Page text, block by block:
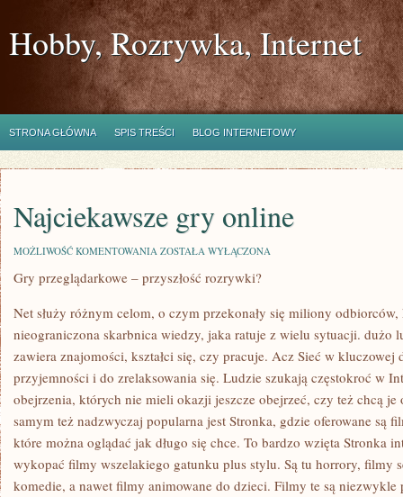
Hobby, Rozrywka, Internet
STRONA GŁÓWNA SPIS TREŚCI BLOG INTERNETOWY
Najciekawsze gry online
MOŻLIWOŚĆ KOMENTOWANIA NAJCIEKAWSZE
ONLINE
ZOSTAŁA WYŁĄCZONA
Gry przeglądarkowe – przyszłość rozrywki?
Net służy różnym celom, o czym przekonały się miliony
nieograniczona skarbnica wiedzy, jaka ratuje z wielu sytuacji. dużo
zawiera znajomości, kształci się, czy pracuje. Acz Sieć w kluczowej
przyjemności i do zrelaksowania się. Ludzie szukają częstokroć w
obejrzenia, których nie mieli okazji jeszcze obejrzeć, czy też chcą je
samym też nadzwyczaj popularna jest Stronka, gdzie oferowane są
które można oglądać jak długo się chce. To bardzo wzięta Stronka
wykopać filmy wszelakiego gatunku plus stylu. Są tu horrory, filmy
komedie, a nawet filmy animowane do dzieci. Filmy te są niezwykle